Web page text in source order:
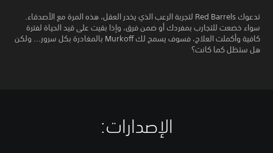
تدعوك Red Barrels لتجربة الرعب الذي يخدر العقل، هذه المرة مع الأصدقاء.
سواء خضعت للتجارب بمفردك أو ضمن فرق، وإذا بقيت على قيد الحياة لفترة
كافية وأكملت العلاج، فسوف يسمح لك Murkoff بالمغادرة بكل سرور... ولكن
هل ستظل كما كانت؟
الإصدارات:‏